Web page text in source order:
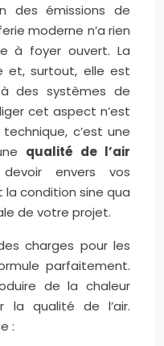
des émissions de
moderne n’a rien
à foyer ouvert. La
et, surtout, elle est
des systèmes de
cet aspect n’est
c’est une
qualité de l’air
envers vos
condition sine qua
de votre projet.
charges pour les
parfaitement.
de la chaleur
la qualité de l’air.
: